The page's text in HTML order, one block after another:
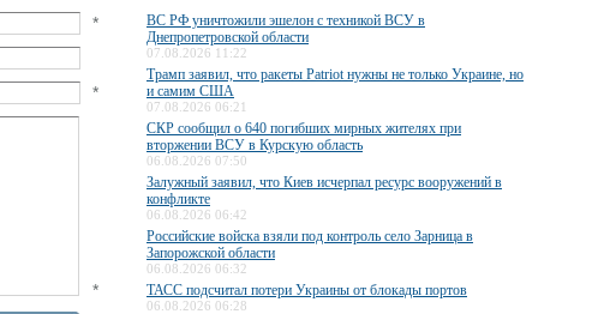
*
*
*
ВС РФ уничтожили эшелон с техникой ВСУ в
Днепропетровской области
07.08.2026 11:22
Трамп заявил, что ракеты Patriot нужны не только Украине, но
и самим США
07.08.2026 06:21
СКР сообщил о 640 погибших мирных жителях при
вторжении ВСУ в Курскую область
06.08.2026 07:50
Залужный заявил, что Киев исчерпал ресурс вооружений в
конфликте
06.08.2026 06:42
Российские войска взяли под контроль село Зарница в
Запорожской области
06.08.2026 06:32
ТАСС подсчитал потери Украины от блокады портов
06.08.2026 06:28